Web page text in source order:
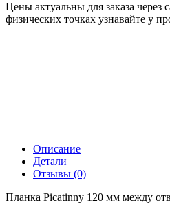
Цены актуальны для заказа через
физических точках узнавайте у
Описание
Детали
Отзывы (0)
Планка Picatinny 120 мм между